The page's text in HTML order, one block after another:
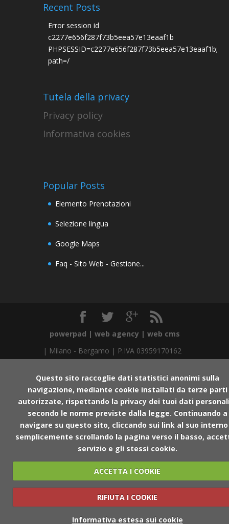
Recent Posts
Error session id
c2277e656f287f73b5eea57e13eaaf1b
PHPSESSID=c2277e656f287f73b5eea57e13eaaf1b;
path=/
Tutela della privacy
Privacy policy
Informativa cookies
Popular Posts
Elemento Prenotazioni
Selezione lingua
Google Maps
Faq - Sito Web - Gestione...
powerpad | web agency | web cms
| Milano - Bergamo | P.IVA 03959170162
Questo sito raccoglie dati statistici anonimi sulla
navigazione, mediante cookie installati da terze parti
autorizzate, rispettando la privacy dei tuoi dati
secondo le norme previste dalla legge. Continuando a
navigare su questo sito, cliccando sui link al suo
semplicemente scrollando la pagina verso il basso,
servizio e gli stessi cookie.
ACCETTA I COOKIE
RIFIUTA I COOKIE
Informativa estesa sui cookie